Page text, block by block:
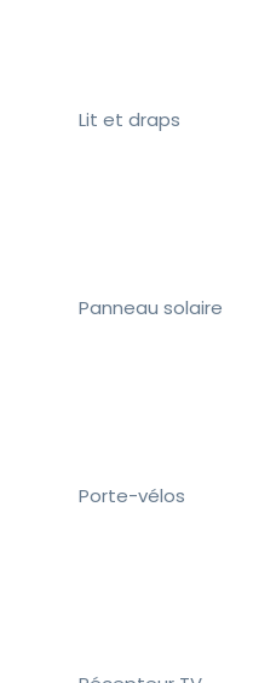
Lit et draps
Panneau solaire
Porte-vélos